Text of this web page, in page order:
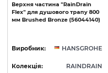
Верхня частина "RainDrain
Flex" для душового трапу 800
мм Brushed Bronze (56044140)
Виробник: HANSGROHE
Колекція: RAINDRAIN